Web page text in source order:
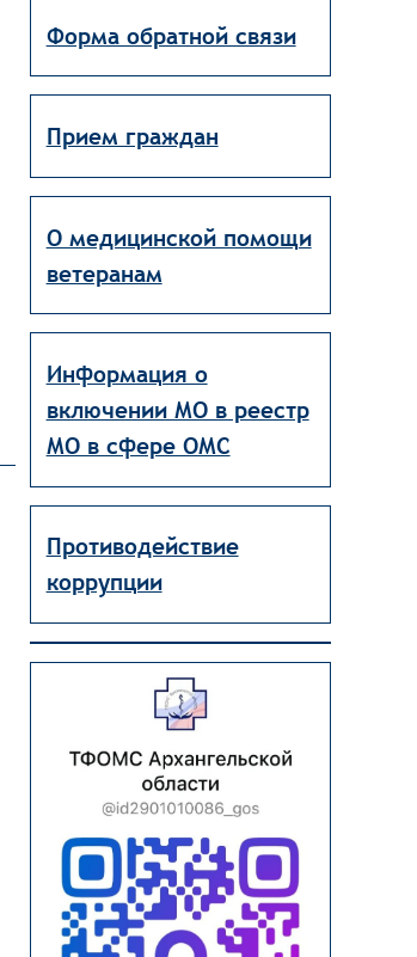
Форма обратной связи
Прием граждан
О медицинской помощи
ветеранам
Информация о
включении МО в реестр
МО в сфере ОМС
Противодействие
коррупции